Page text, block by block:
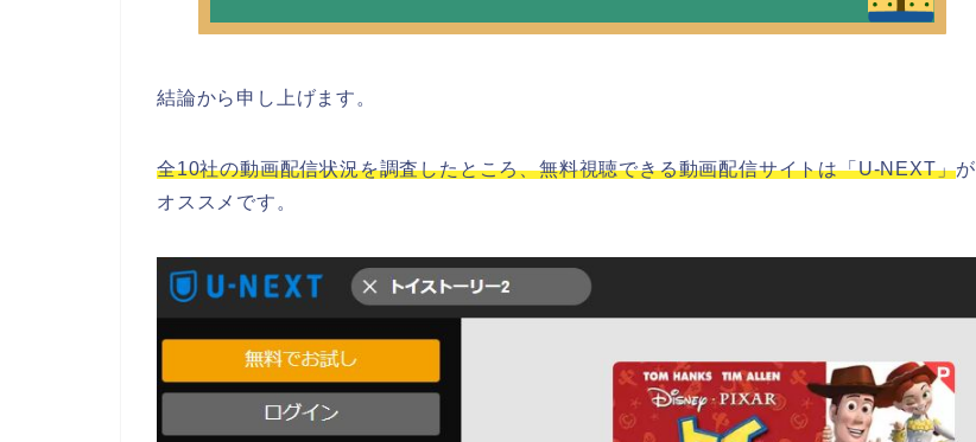
結論から申し上げます。
全10社の動画配信状況を調査したところ、無料視聴できる動画配信サイトは「U-NEXT」が
オススメです。